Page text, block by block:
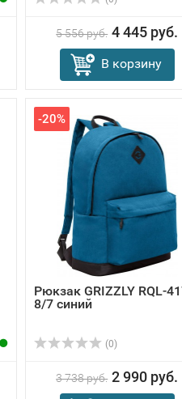
5 556 руб. 4 445 руб.
В корзину
-20%
Рюкзак GRIZZLY RQL-
8/7 синий
(0)
3 738 руб. 2 990 руб.